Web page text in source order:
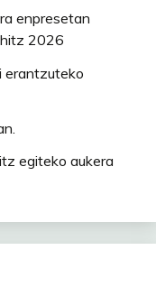
enpresetan
2026
erantzuteko
egiteko aukera